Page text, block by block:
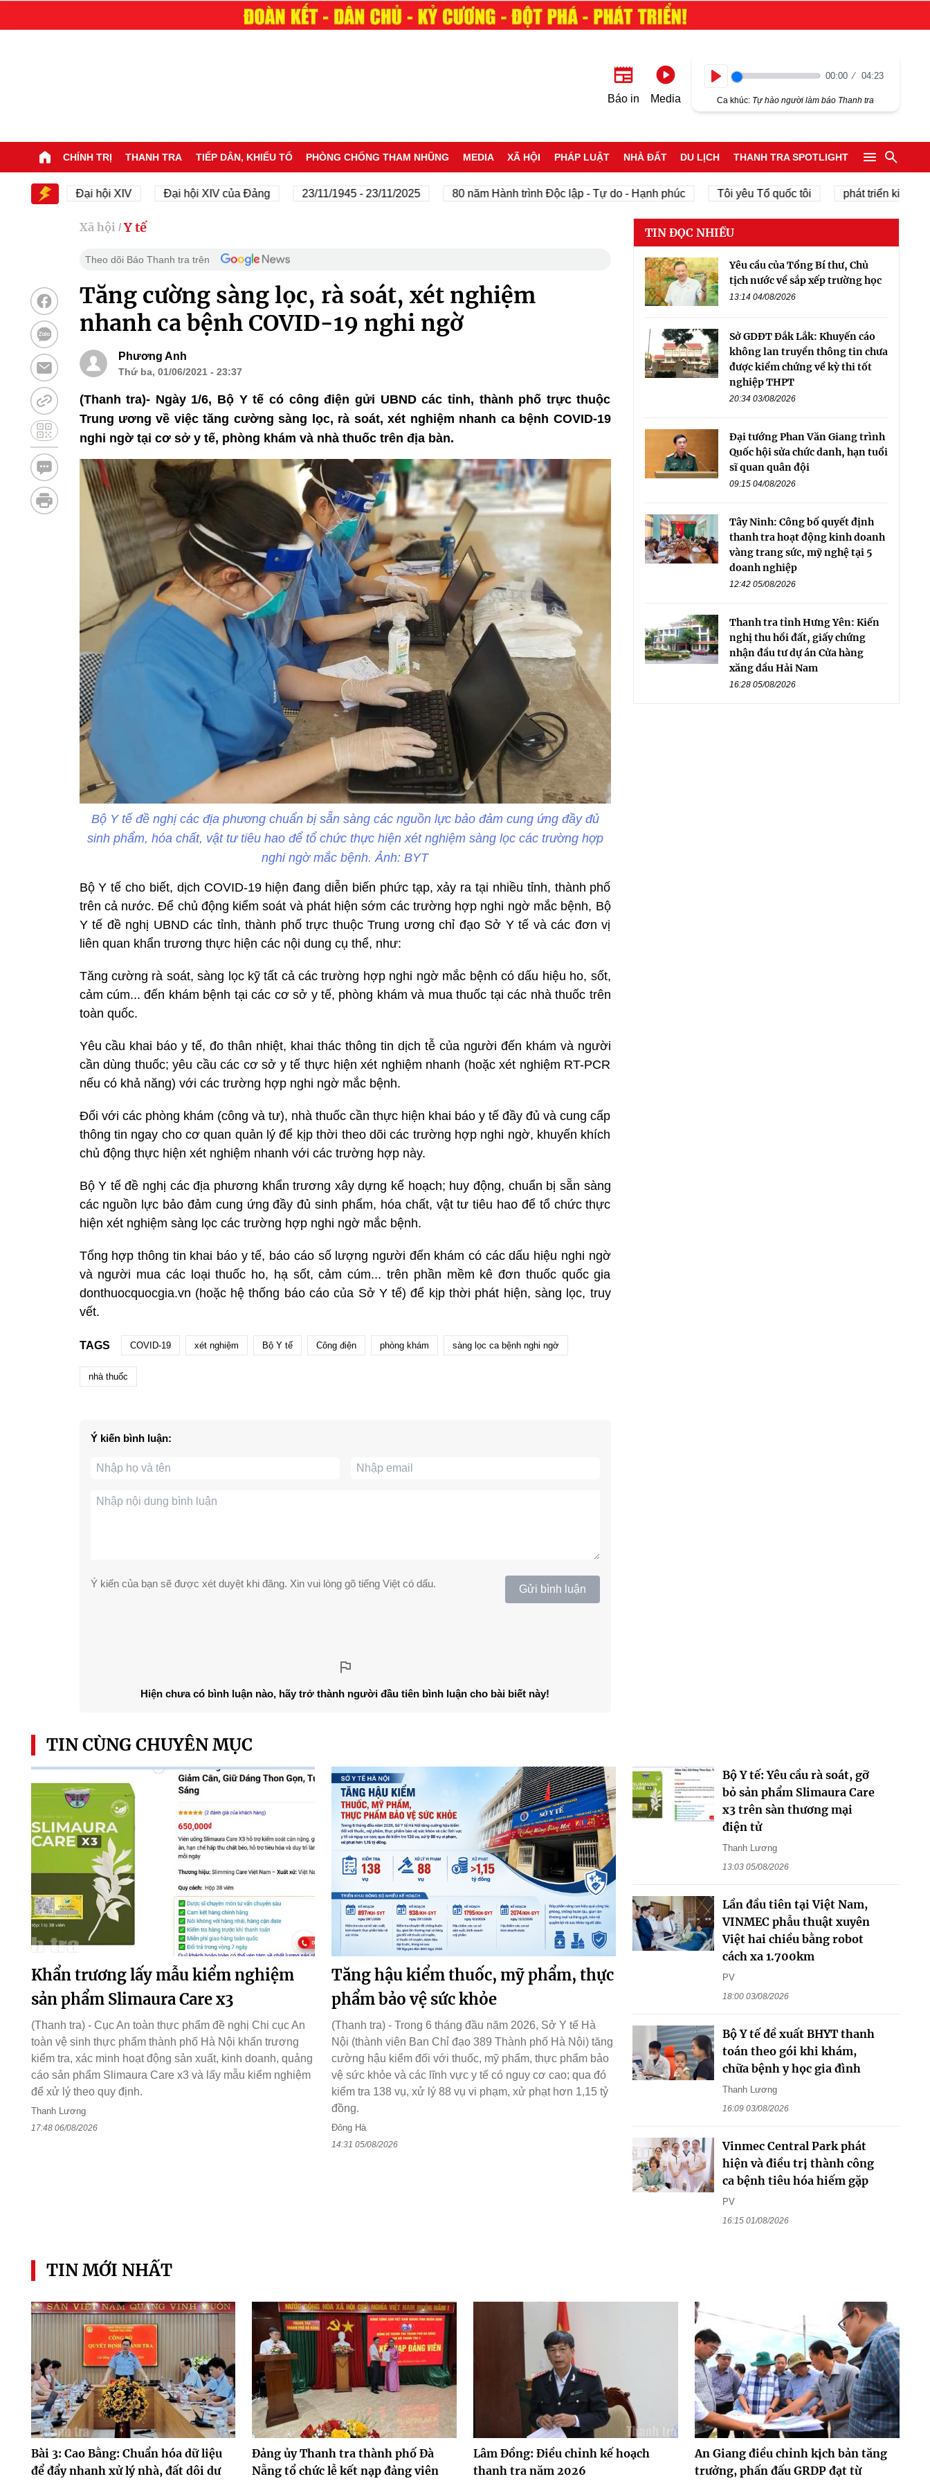
Báo in Media
00:00 04:23
Ca khúc: Tự hào người làm báo Thanh tra
CHÍNH TRỊ THANH TRA TIẾP DÂN, KHIẾU TỐ PHÒNG CHỐNG THAM NHŨNG MEDIA XÃ HỘI PHÁP LUẬT NHÀ ĐẤT DU LỊCH THANH TRA SPOTLIGHT
Đại hội XIV Đại hội XIV của Đảng 23/11/1945 - 23/11/2025 80 năm Hành trình Độc lập - Tự do - Hạnh phúc Tôi yêu Tổ quốc tôi phát triển kinh tế tư nhân
Xã hội / Y tế
Theo dõi Báo Thanh tra trên
Tăng cường sàng lọc, rà soát, xét nghiệm
nhanh ca bệnh COVID-19 nghi ngờ
Phương Anh
Thứ ba, 01/06/2021 - 23:37
(Thanh tra)- Ngày 1/6, Bộ Y tế có công điện gửi UBND các tỉnh, thành phố trực thuộc
Trung ương về việc tăng cường sàng lọc, rà soát, xét nghiệm nhanh ca bệnh COVID-19
nghi ngờ tại cơ sở y tế, phòng khám và nhà thuốc trên địa bàn.
Bộ Y tế đề nghị các địa phương chuẩn bị sẵn sàng các nguồn lực bảo đảm cung ứng đầy đủ
sinh phẩm, hóa chất, vật tư tiêu hao để tổ chức thực hiện xét nghiệm sàng lọc các trường hợp
nghi ngờ mắc bệnh. Ảnh: BYT
Bộ Y tế cho biết, dịch COVID-19 hiện đang diễn biến phức tạp, xảy ra tại nhiều tỉnh, thành phố
trên cả nước. Để chủ động kiểm soát và phát hiện sớm các trường hợp nghi ngờ mắc bệnh, Bộ
Y tế đề nghị UBND các tỉnh, thành phố trực thuộc Trung ương chỉ đạo Sở Y tế và các đơn vị
liên quan khẩn trương thực hiện các nội dung cụ thể, như:
Tăng cường rà soát, sàng lọc kỹ tất cả các trường hợp nghi ngờ mắc bệnh có dấu hiệu ho, sốt,
cảm cúm... đến khám bệnh tại các cơ sở y tế, phòng khám và mua thuốc tại các nhà thuốc trên
toàn quốc.
Yêu cầu khai báo y tế, đo thân nhiệt, khai thác thông tin dịch tễ của người đến khám và người
cần dùng thuốc; yêu cầu các cơ sở y tế thực hiện xét nghiệm nhanh (hoặc xét nghiệm RT-PCR
nếu có khả năng) với các trường hợp nghi ngờ mắc bệnh.
Đối với các phòng khám (công và tư), nhà thuốc cần thực hiện khai báo y tế đầy đủ và cung cấp
thông tin ngay cho cơ quan quản lý để kịp thời theo dõi các trường hợp nghi ngờ, khuyến khích
chủ động thực hiện xét nghiệm nhanh với các trường hợp này.
Bộ Y tế đề nghị các địa phương khẩn trương xây dựng kế hoạch; huy động, chuẩn bị sẵn sàng
các nguồn lực bảo đảm cung ứng đầy đủ sinh phẩm, hóa chất, vật tư tiêu hao để tổ chức thực
hiện xét nghiệm sàng lọc các trường hợp nghi ngờ mắc bệnh.
Tổng hợp thông tin khai báo y tế, báo cáo số lượng người đến khám có các dấu hiệu nghi ngờ
và người mua các loại thuốc ho, hạ sốt, cảm cúm... trên phần mềm kê đơn thuốc quốc gia
donthuocquocgia.vn (hoặc hệ thống báo cáo của Sở Y tế) để kịp thời phát hiện, sàng lọc, truy
vết.
TAGS COVID-19 xét nghiệm Bộ Y tế Công điện phòng khám sàng lọc ca bệnh nghi ngờ
nhà thuốc
Ý kiến bình luận:
Ý kiến của bạn sẽ được xét duyệt khi đăng. Xin vui lòng gõ tiếng Việt có dấu. Gửi bình luận
Hiện chưa có bình luận nào, hãy trở thành người đầu tiên bình luận cho bài biết này!
TIN ĐỌC NHIỀU
Yêu cầu của Tổng Bí thư, Chủ
tịch nước về sắp xếp trường học
13:14 04/08/2026
Sở GDĐT Đắk Lắk: Khuyến cáo
không lan truyền thông tin chưa
được kiểm chứng về kỳ thi tốt
nghiệp THPT
20:34 03/08/2026
Đại tướng Phan Văn Giang trình
Quốc hội sửa chức danh, hạn tuổi
sĩ quan quân đội
09:15 04/08/2026
Tây Ninh: Công bố quyết định
thanh tra hoạt động kinh doanh
vàng trang sức, mỹ nghệ tại 5
doanh nghiệp
12:42 05/08/2026
Thanh tra tỉnh Hưng Yên: Kiến
nghị thu hồi đất, giấy chứng
nhận đầu tư dự án Cửa hàng
xăng dầu Hải Nam
16:28 05/08/2026
TIN CÙNG CHUYÊN MỤC
Khẩn trương lấy mẫu kiểm nghiệm
sản phẩm Slimaura Care x3
(Thanh tra) - Cục An toàn thực phẩm đề nghị Chi cục An
toàn vệ sinh thực phẩm thành phố Hà Nội khẩn trương
kiểm tra, xác minh hoạt động sản xuất, kinh doanh, quảng
cáo sản phẩm Slimaura Care x3 và lấy mẫu kiểm nghiệm
để xử lý theo quy định.
Thanh Lương
17:48 06/08/2026
Tăng hậu kiểm thuốc, mỹ phẩm, thực
phẩm bảo vệ sức khỏe
(Thanh tra) - Trong 6 tháng đầu năm 2026, Sở Y tế Hà
Nội (thành viên Ban Chỉ đạo 389 Thành phố Hà Nội) tăng
cường hậu kiểm đối với thuốc, mỹ phẩm, thực phẩm bảo
vệ sức khỏe và các lĩnh vực y tế có nguy cơ cao; qua đó
kiểm tra 138 vụ, xử lý 88 vụ vi phạm, xử phạt hơn 1,15 tỷ
đồng.
Đông Hà
14:31 05/08/2026
Bộ Y tế: Yêu cầu rà soát, gỡ
bỏ sản phẩm Slimaura Care
x3 trên sàn thương mại
điện tử
Thanh Lương
13:03 05/08/2026
Lần đầu tiên tại Việt Nam,
VINMEC phẫu thuật xuyên
Việt hai chiều bằng robot
cách xa 1.700km
PV
18:00 03/08/2026
Bộ Y tế đề xuất BHYT thanh
toán theo gói khi khám,
chữa bệnh y học gia đình
Thanh Lương
16:09 03/08/2026
Vinmec Central Park phát
hiện và điều trị thành công
ca bệnh tiêu hóa hiếm gặp
PV
16:15 01/08/2026
TIN MỚI NHẤT
Bài 3: Cao Bằng: Chuẩn hóa dữ liệu
để đẩy nhanh xử lý nhà, đất dôi dư
Đảng ủy Thanh tra thành phố Đà
Nẵng tổ chức lễ kết nạp đảng viên
Lâm Đồng: Điều chỉnh kế hoạch
thanh tra năm 2026
An Giang điều chỉnh kịch bản tăng
trưởng, phấn đấu GRDP đạt từ